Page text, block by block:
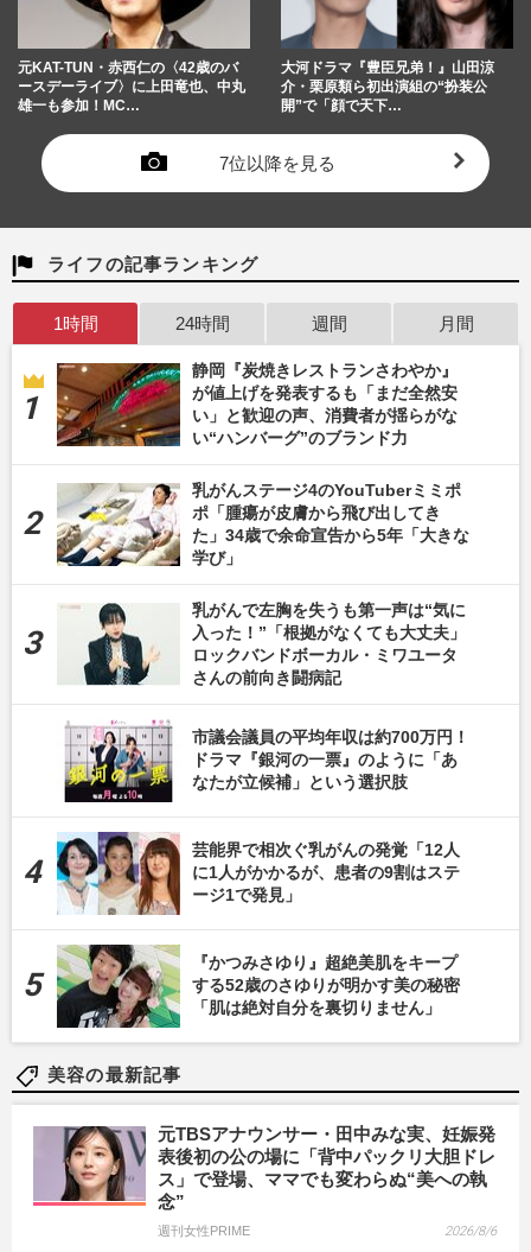
元KAT-TUN・赤西仁の〈42歳のバ
ースデーライブ〉に上田竜也、中丸
雄一も参加！MC…
大河ドラマ『豊臣兄弟！』山田涼
介・栗原類ら初出演組の“扮装公
開”で「顔で天下…
7位以降を見る
ライフの記事ランキング
1時間 24時間 週間 月間
静岡『炭焼きレストランさわやか』
が値上げを発表するも「まだ全然安
い」と歓迎の声、消費者が揺らがな
い“ハンバーグ”のブランド力
乳がんステージ4のYouTuberミミポ
ポ「腫瘍が皮膚から飛び出してき
た」34歳で余命宣告から5年「大きな
学び」
乳がんで左胸を失うも第一声は“気に
入った！”「根拠がなくても大丈夫」
ロックバンドボーカル・ミワユータ
さんの前向き闘病記
市議会議員の平均年収は約700万円！
ドラマ『銀河の一票』のように「あ
なたが立候補」という選択肢
芸能界で相次ぐ乳がんの発覚「12人
に1人がかかるが、患者の9割はステ
ージ1で発見」
『かつみさゆり』超絶美肌をキープ
する52歳のさゆりが明かす美の秘密
「肌は絶対自分を裏切りません」
美容の最新記事
元TBSアナウンサー・田中みな実、妊娠発
表後初の公の場に「背中パックリ大胆ドレ
ス」で登場、ママでも変わらぬ“美への執
念”
週刊女性PRIME 2026/8/6